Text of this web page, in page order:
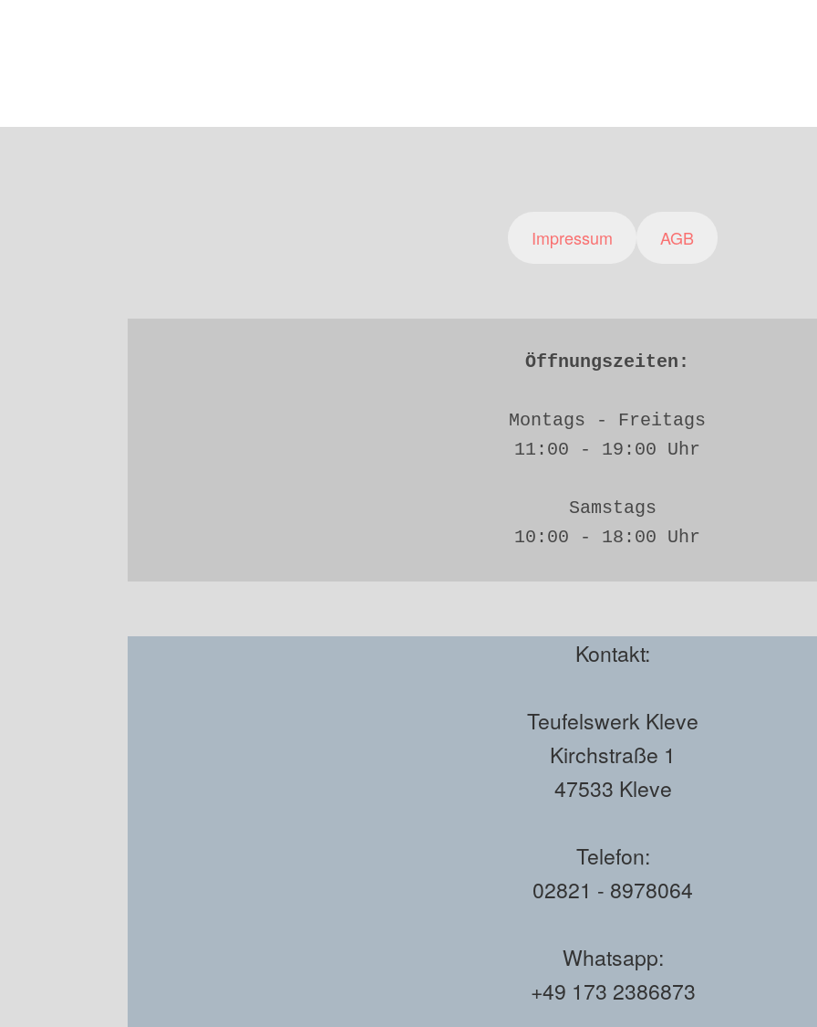
Impressum AGB
Öffnungszeiten:
Montags - Freitags
11:00 - 19:00 Uhr
Samstags
10:00 - 18:00 Uhr
Kontakt:
Teufelswerk Kleve
Kirchstraße 1
47533 Kleve
Telefon:
02821 - 8978064
Whatsapp:
+49 173 2386873